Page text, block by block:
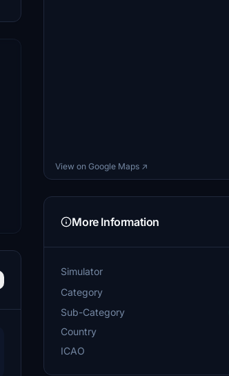
View on Google Maps ↗
More Information
Simulator
Category
Sub-Category
Country
ICAO